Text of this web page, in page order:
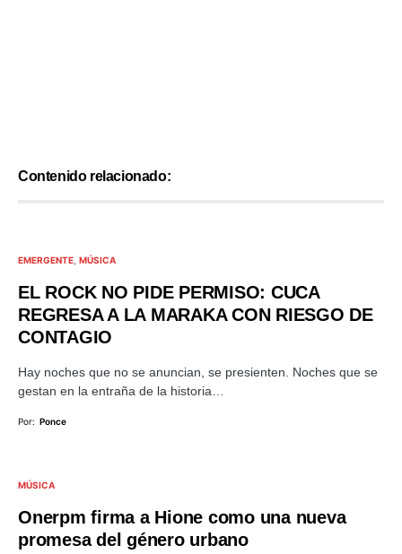
Contenido relacionado:
EMERGENTE MÚSICA
EL ROCK NO PIDE PERMISO: CUCA
REGRESA A LA MARAKA CON RIESGO DE
CONTAGIO
Hay noches que no se anuncian, se presienten. Noches que se
gestan en la entraña de la historia…
Por: Ponce
MÚSICA
Onerpm firma a Hione como una nueva
promesa del género urbano